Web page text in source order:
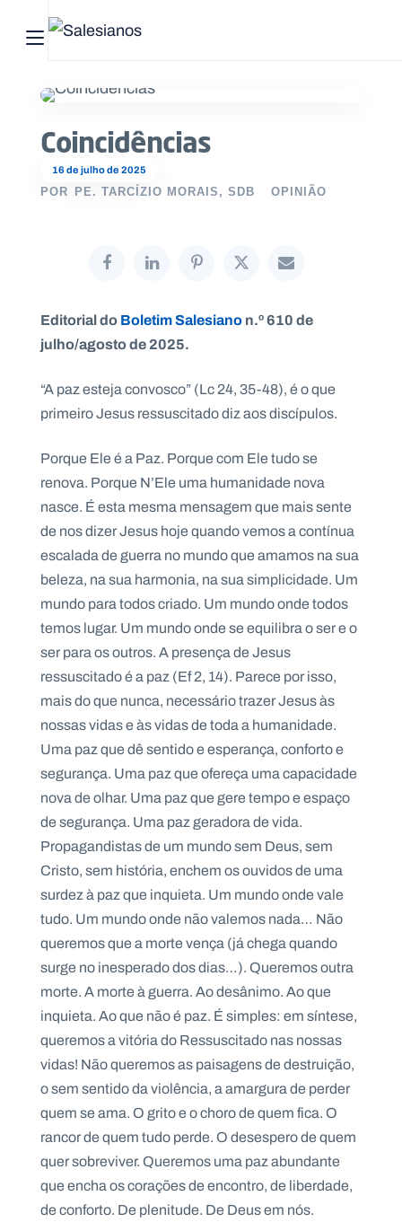
Abrir menu principal
16 de julho de 2025
Coincidências
POR PE. TARCÍZIO MORAIS, SDB OPINIÃO
Editorial doBoletim Salesianon.º 610 de
julho/agosto de 2025.
“A paz esteja convosco” (Lc 24, 35-48), é o que
primeiro Jesus ressuscitado diz aos discípulos.
Porque Ele é a Paz. Porque com Ele tudo se
renova. Porque N’Ele uma humanidade nova
nasce. É esta mesma mensagem que mais sente
de nos dizer Jesus hoje quando vemos a contínua
escalada de guerra no mundo que amamos na sua
beleza, na sua harmonia, na sua simplicidade. Um
mundo para todos criado. Um mundo onde todos
temos lugar. Um mundo onde se equilibra o ser e o
ser para os outros. A presença de Jesus
ressuscitado é a paz (Ef 2, 14). Parece por isso,
mais do que nunca, necessário trazer Jesus às
nossas vidas e às vidas de toda a humanidade.
Uma paz que dê sentido e esperança, conforto e
segurança. Uma paz que ofereça uma capacidade
nova de olhar. Uma paz que gere tempo e espaço
de segurança. Uma paz geradora de vida.
Propagandistas de um mundo sem Deus, sem
Cristo, sem história, enchem os ouvidos de uma
surdez à paz que inquieta. Um mundo onde vale
tudo. Um mundo onde não valemos nada… Não
queremos que a morte vença (já chega quando
surge no inesperado dos dias…). Queremos outra
morte. A morte à guerra. Ao desânimo. Ao que
inquieta. Ao que não é paz. É simples: em síntese,
queremos a vitória do Ressuscitado nas nossas
vidas! Não queremos as paisagens de destruição,
o sem sentido da violência, a amargura de perder
quem se ama. O grito e o choro de quem fica. O
rancor de quem tudo perde. O desespero de quem
quer sobreviver. Queremos uma paz abundante
que encha os corações de encontro, de liberdade,
de conforto. De plenitude. De Deus em nós.
Pesquisar no site
Início
Quem
fazemos
Recursos
Notícias
P
O
T
A
L
N
C
O
N
A
L
S
a
l
e
s
i
a
n
o
s
.
p
t
A
g
n
d
a
C
o
t
a
c
t
s
N
e
s
l
e
tt
r